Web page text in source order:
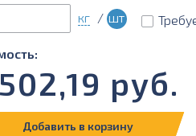
кг / шт
руб.
Добавить в корзину